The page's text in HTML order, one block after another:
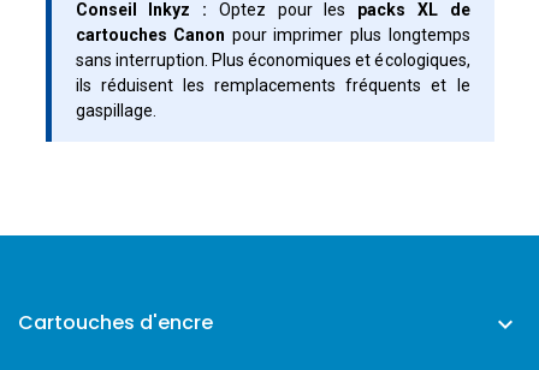
Conseil Inkyz : Optez pour les packs XL de
cartouches Canon pour imprimer plus longtemps
sans interruption. Plus économiques et écologiques,
ils réduisent les remplacements fréquents et le
gaspillage.
Cartouches d'encre 